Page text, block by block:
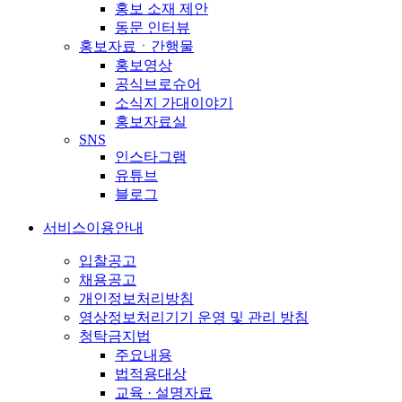
홍보 소재 제안
동문 인터뷰
홍보자료ㆍ간행물
홍보영상
공식브로슈어
소식지 가대이야기
홍보자료실
SNS
인스타그램
유튜브
블로그
서비스이용안내
입찰공고
채용공고
개인정보처리방침
영상정보처리기기 운영 및 관리 방침
청탁금지법
주요내용
법적용대상
교육 · 설명자료